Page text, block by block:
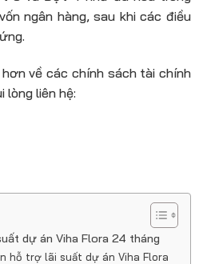
ngân hàng, sau khi các điều
về các chính sách tài chính
lòng liên hệ:
dự án Viha Flora 24 tháng
hỗ trợ lãi suất dự án Viha Flora